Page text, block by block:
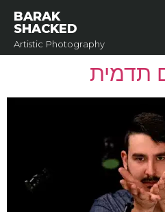
BARAK
SHACKED
Artistic Photography
תדמית